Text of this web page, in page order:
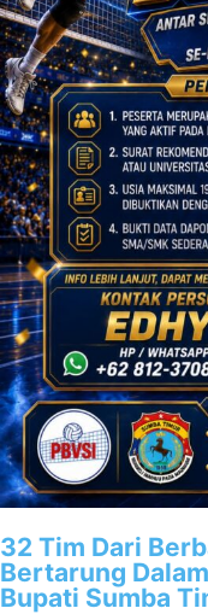
32 Tim Dari
Bertarung
Bupati Sumba